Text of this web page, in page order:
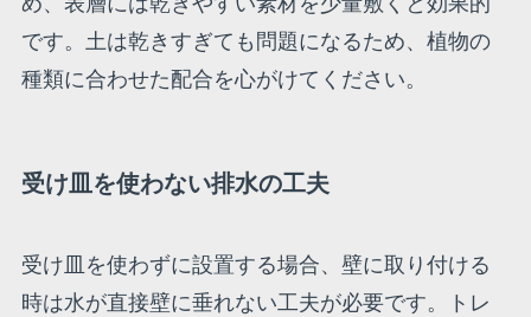
です。土は乾きすぎても問題になるため、植物の
種類に合わせた配合を心がけてください。
受け皿を使わない排水の工夫
受け皿を使わずに設置する場合、壁に取り付ける
時は水が直接壁に垂れない工夫が必要です。トレ